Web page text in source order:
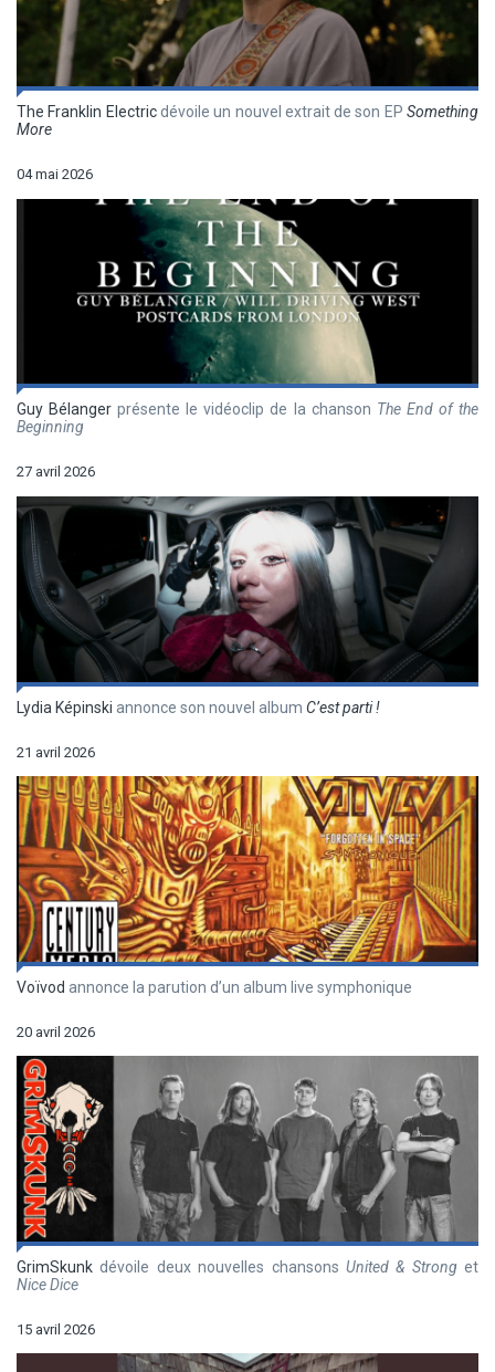
The Franklin Electricdévoile un nouvel extrait de son EPSomething
More
04 mai 2026
Guy Bélanger présente le vidéoclip de la chanson The End of the
Beginning
27 avril 2026
Lydia Képinski annonce son nouvel album C’est parti !
21 avril 2026
Voïvod annonce la parution d’un album live symphonique
20 avril 2026
GrimSkunk dévoile deux nouvelles chansons United & Stronget
Nice Dice
15 avril 2026